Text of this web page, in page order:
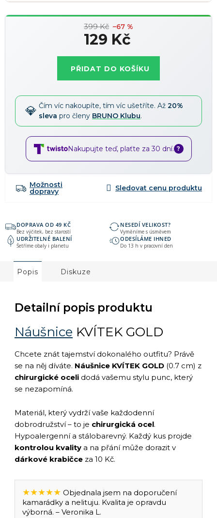
399 Kč –67 %
129 Kč
PŘIDAT DO KOŠÍKU
Čím víc nakoupíte, tím víc ušetříte. Až 20%
sleva pro členy BRUNO Klubu.
Nakupujte teď, plaťte za 30 dní. ?
Možnosti
dopravy
DOPRAVA OD 49 KČ
Bez výčitek, bez starostí
NESEDÍ VELIKOST?
Vyměníme s úsměvem
UDRŽITELNÉ BALENÍ
Šetříme obaly i planetu
ODESÍLÁME IHNED
Do 13 h v pracovní den
Popis Diskuze
Detailní popis produktu
Náušnice KVÍTEK GOLD
Chcete znát tajemství dokonalého outfitu? Právě
se na něj díváte. Náušnice KVÍTEK GOLD (0.7 cm) z
chirurgické oceli dodá vašemu stylu punc, který
se nezapomíná.
Materiál, který vydrží vaše každodenní
dobrodružství – to je chirurgická ocel.
Hypoalergenní a stálobarevný. Každý kus projde
kontrolou kvality a na přání může dorazit v
dárkové krabičce za 10 Kč.
★★★★★ Objednala jsem na doporučení
kamarádky a nelituju. Kvalita je opravdu
výborná. – Veronika L.